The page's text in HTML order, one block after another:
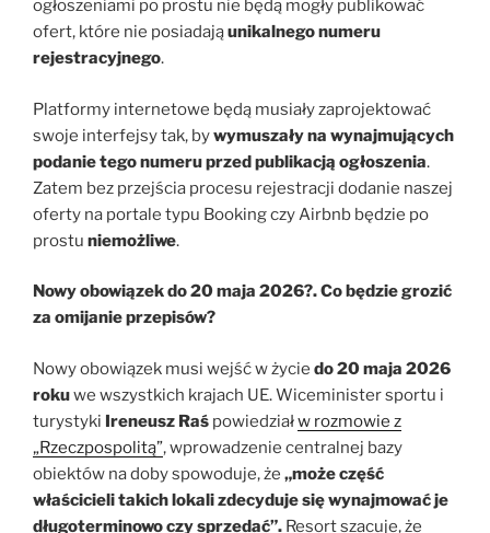
ogłoszeniami po prostu nie będą mogły publikować
ofert, które nie posiadająunikalnego numeru
rejestracyjnego.
Platformy internetowe będą musiały zaprojektować
swoje interfejsy tak, bywymuszały na wynajmujących
podanie tego numeru przed publikacją ogłoszenia.
Zatem bez przejścia procesu rejestracji dodanie naszej
oferty na portale typu Booking czy Airbnb będzie po
prostu niemożliwe.
Nowy obowiązek do 20 maja 2026?. Co będzie grozić
za omijanie przepisów?
Nowy obowiązek musi wejść w życie do 20 maja 2026
rokuwe wszystkich krajach UE. Wiceminister sportu i
turystyki Ireneusz Raś powiedziałw rozmowie z
„Rzeczpospolitą”, wprowadzenie centralnej bazy
obiektów na doby spowoduje, że „może część
właścicieli takich lokali zdecyduje się wynajmować je
długoterminowo czy sprzedać”. Resort szacuje, że